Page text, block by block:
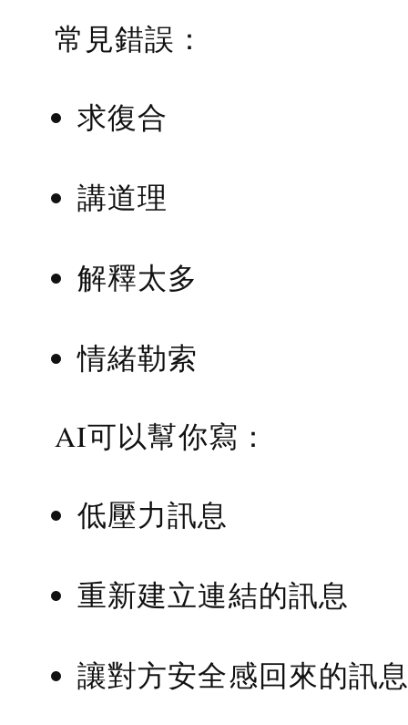
常見錯誤：
求復合
講道理
解釋太多
情緒勒索
AI可以幫你寫：
低壓力訊息
重新建立連結的訊息
讓對方安全感回來的訊